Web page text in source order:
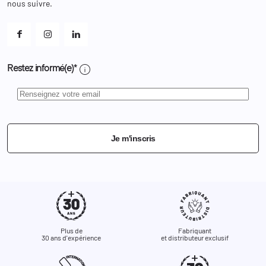
Et les cookies ?
nous suivre.
Restez informé(e)* info
Je m'inscris
Plus de
30 ans d'expérience
Fabriquant
et distributeur exclusif